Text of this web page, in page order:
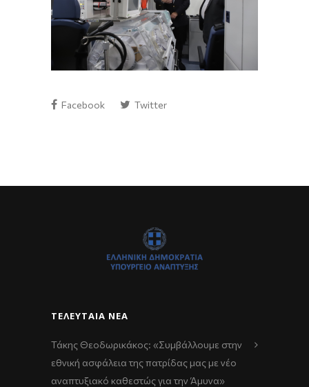
Facebook Twitter
ΤΕΛΕΥΤΑΊΑ ΝΈΑ
Τάκης Θεοδωρικάκος: «Συμβάλλουμε στην
εθνική ασφάλεια της πατρίδας μας με νέο
αναπτυξιακό καθεστώς για την Άμυνα»